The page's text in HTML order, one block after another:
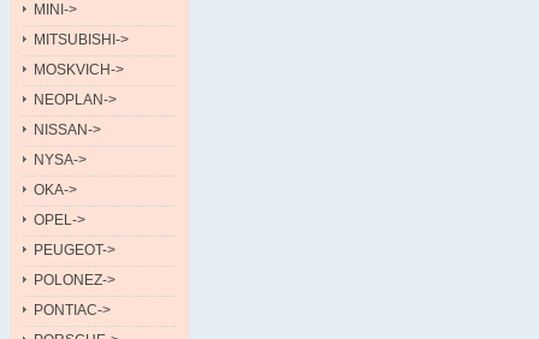
MINI->
MITSUBISHI->
MOSKVICH->
NEOPLAN->
NISSAN->
NYSA->
OKA->
OPEL->
PEUGEOT->
POLONEZ->
PONTIAC->